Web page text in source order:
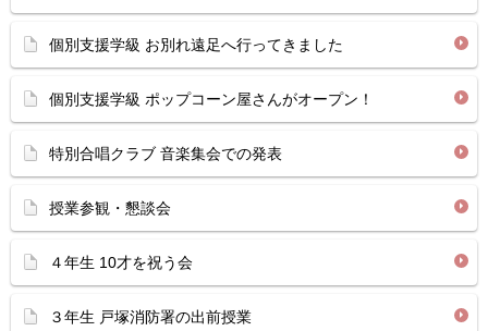
個別支援学級 お別れ遠足へ行ってきました
個別支援学級 ポップコーン屋さんがオープン！
特別合唱クラブ 音楽集会での発表
授業参観・懇談会
４年生 10才を祝う会
３年生 戸塚消防署の出前授業